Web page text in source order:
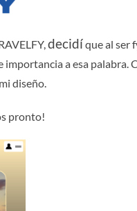
decidíque al ser
a esa palabra.
diseño.
pronto!